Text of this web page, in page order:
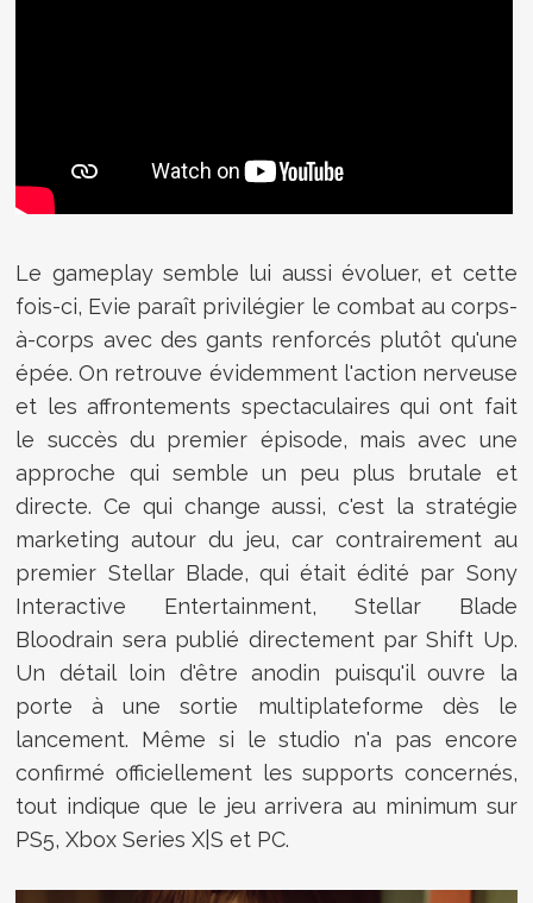
Le gameplay semble lui aussi évoluer, et cette
fois-ci, Evie paraît privilégier le combat au corps-
à-corps avec des gants renforcés plutôt qu'une
épée. On retrouve évidemment l'action nerveuse
et les affrontements spectaculaires qui ont fait
le succès du premier épisode, mais avec une
approche qui semble un peu plus brutale et
directe. Ce qui change aussi, c'est la stratégie
marketing autour du jeu, car contrairement au
premier Stellar Blade, qui était édité par Sony
Interactive Entertainment, Stellar Blade
Bloodrain sera publié directement par Shift Up.
Un détail loin d'être anodin puisqu'il ouvre la
porte à une sortie multiplateforme dès le
lancement. Même si le studio n'a pas encore
confirmé officiellement les supports concernés,
tout indique que le jeu arrivera au minimum sur
PS5, Xbox Series X|S et PC.